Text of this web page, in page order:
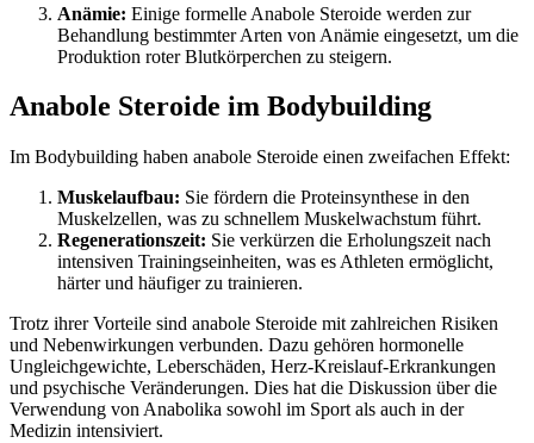
Anämie: Einige formelle Anabole Steroide werden zur
Behandlung bestimmter Arten von Anämie eingesetzt, um die
Produktion roter Blutkörperchen zu steigern.
Anabole Steroide im Bodybuilding
Im Bodybuilding haben anabole Steroide einen zweifachen Effekt:
Muskelaufbau: Sie fördern die Proteinsynthese in den
Muskelzellen, was zu schnellem Muskelwachstum führt.
Regenerationszeit: Sie verkürzen die Erholungszeit nach
intensiven Trainingseinheiten, was es Athleten ermöglicht,
härter und häufiger zu trainieren.
Trotz ihrer Vorteile sind anabole Steroide mit zahlreichen Risiken
und Nebenwirkungen verbunden. Dazu gehören hormonelle
Ungleichgewichte, Leberschäden, Herz-Kreislauf-Erkrankungen
und psychische Veränderungen. Dies hat die Diskussion über die
Verwendung von Anabolika sowohl im Sport als auch in der
Medizin intensiviert.